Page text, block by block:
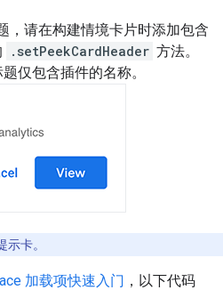
，请在构建情境卡片时添加包含
.setPeekCardHeader 方法。
仅包含插件的名称。
示卡。
加载项快速入门 ，以下代码